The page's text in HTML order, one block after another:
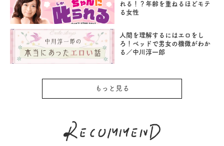
れる！？年齢を重ねるほどモテ
る女性
人間を理解するにはエロをし
ろ！ベッドで男女の機微がわか
る／中川淳一郎
もっと見る